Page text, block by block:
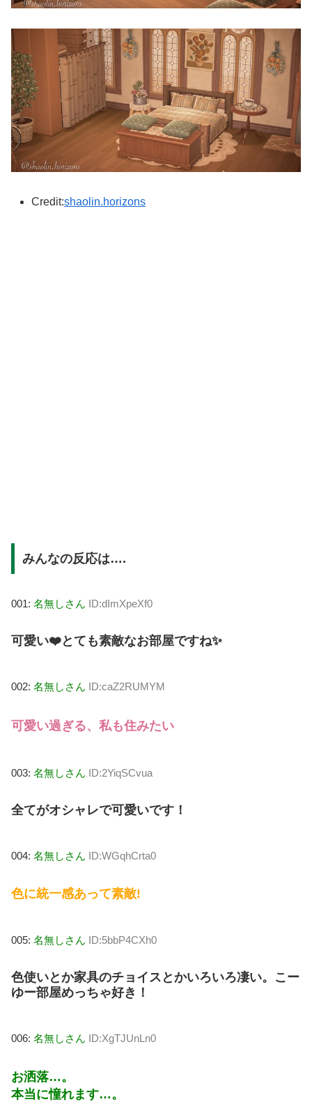
Credit:shaolin.horizons
みんなの反応は….
001: 名無しさん ID:dImXpeXf0
可愛い❤️とても素敵なお部屋ですね✨
002: 名無しさん ID:caZ2RUMYM
可愛い過ぎる、私も住みたい
003: 名無しさん ID:2YiqSCvua
全てがオシャレで可愛いです！
004: 名無しさん ID:WGqhCrta0
色に統一感あって素敵!
005: 名無しさん ID:5bbP4CXh0
色使いとか家具のチョイスとかいろいろ凄い。こー
ゆー部屋めっちゃ好き！
006: 名無しさん ID:XgTJUnLn0
お洒落…。
本当に憧れます…。